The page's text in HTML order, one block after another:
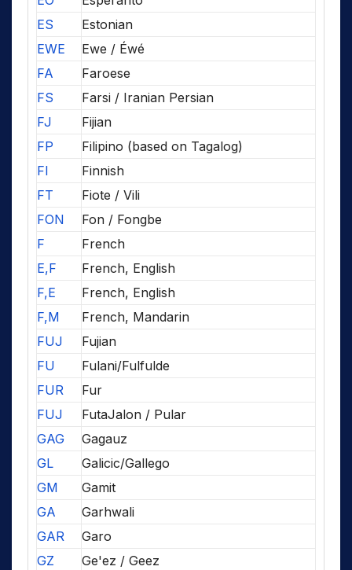
ES
Estonian
EWE
Ewe / Éwé
FA
Faroese
FS
Farsi / Iranian Persian
FJ
Fijian
FP
Filipino (based on Tagalog)
FI
Finnish
FT
Fiote / Vili
FON
Fon / Fongbe
F
French
E,F
French, English
F,E
French, English
F,M
French, Mandarin
FUJ
Fujian
FU
Fulani/Fulfulde
FUR
Fur
FUJ
FutaJalon / Pular
GAG
Gagauz
GL
Galicic/Gallego
GM
Gamit
GA
Garhwali
GAR
Garo
GZ
Ge'ez / Geez